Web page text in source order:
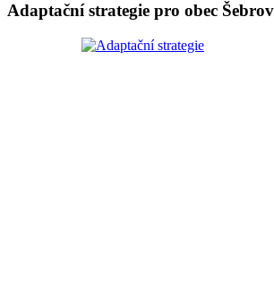
Adaptační strategie pro obec